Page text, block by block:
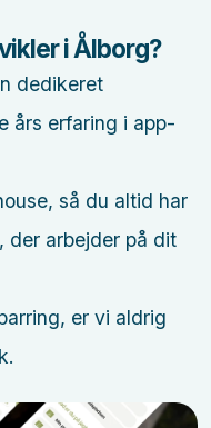
i Ålborg?
dedikeret
års erfaring i app-
så du altid har
der arbejder på dit
er vi aldrig